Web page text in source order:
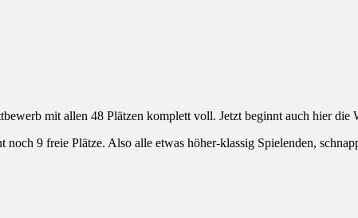
mit allen 48 Plätzen komplett voll. Jetzt beginnt auch hier die
9 freie Plätze. Also alle etwas höher-klassig Spielenden,